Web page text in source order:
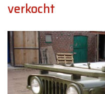
verkocht